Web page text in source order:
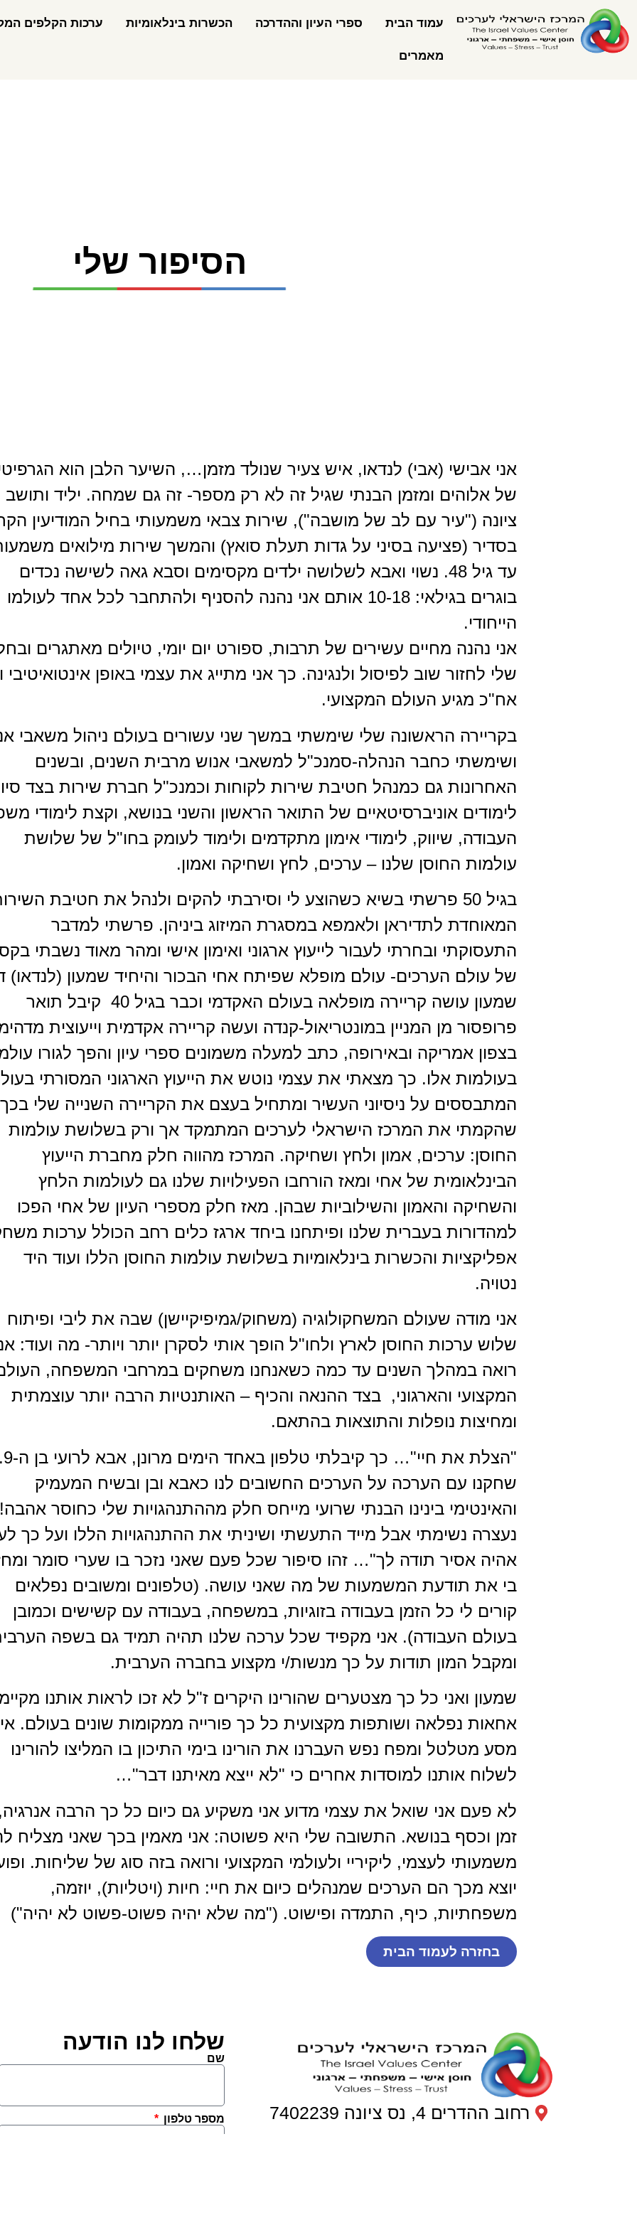
עמוד הבית ספרי העיון וההדרכה הכשרות בינלאומיות ערכות הקלפים
מאמרים
הסיפור שלי
אני אבישי (אבי) לנדאו, איש צעיר שנולד מזמן…, השיער הלבן הוא
של אלוהים ומזמן הבנתי שגיל זה לא רק מספר- זה גם שמחה. יליד ותושב
ציונה ("עיר עם לב של מושבה"), שירות צבאי משמעותי בחיל המודיעין
בסדיר (פציעה בסיני על גדות תעלת סואץ) והמשך שירות מילואים
עד גיל 48. נשוי ואבא לשלושה ילדים מקסימים וסבא גאה לשישה נכדים
בוגרים בגילאי: 10-18 אותם אני נהנה להסניף ולהתחבר לכל אחד לעולמו
הייחודי.
אני נהנה מחיים עשירים של תרבות, ספורט יום יומי, טיולים מאתגרים
שלי לחזור שוב לפיסול ולנגינה. כך אני מתייג את עצמי באופן אינטואיטיבי
אח"כ מגיע העולם המקצועי.
בקריירה הראשונה שלי שימשתי במשך שני עשורים בעולם ניהול משאבי
ושימשתי כחבר הנהלה-סמנכ"ל למשאבי אנוש מרבית השנים, ובשנים
האחרונות גם כמנהל חטיבת שירות לקוחות וכמנכ"ל חברת שירות בצד
לימודים אוניברסיטאיים של התואר הראשון והשני בנושא, וקצת לימודי
העבודה, שיווק, לימודי אימון מתקדמים ולימוד לעומק בחו"ל של שלושת
עולמות החוסן שלנו – ערכים, לחץ ושחיקה ואמון.
בגיל 50 פרשתי בשיא כשהוצע לי וסירבתי להקים ולנהל את חטיבת
המאוחדת לתדיראן ולאמפא במסגרת המיזוג ביניהן. פרשתי למדבר
התעסוקתי ובחרתי לעבור לייעוץ ארגוני ואימון אישי ומהר מאוד נשבתי
של עולם הערכים- עולם מופלא שפיתח אחי הבכור והיחיד שמעון (לנדאו)
שמעון עושה קריירה מופלאה בעולם האקדמי וכבר בגיל 40 קיבל תואר
פרופסור מן המניין במונטריאול-קנדה ועשה קריירה אקדמית וייעוצית
בצפון אמריקה ובאירופה, כתב למעלה משמונים ספרי עיון והפך לגורו
בעולמות אלו. כך מצאתי את עצמי נוטש את הייעוץ הארגוני המסורתי
המתבססים על ניסיוני העשיר ומתחיל בעצם את הקריירה השנייה שלי בכך
שהקמתי את המרכז הישראלי לערכים המתמקד אך ורק בשלושת עולמות
החוסן: ערכים, אמון ולחץ ושחיקה. המרכז מהווה חלק מחברת הייעוץ
הבינלאומית של אחי ומאז הורחבו הפעילויות שלנו גם לעולמות הלחץ
והשחיקה והאמון והשילוביות שבהן. מאז חלק מספרי העיון של אחי הפכו
למהדורות בעברית שלנו ופיתחנו ביחד ארגז כלים רחב הכולל ערכות
אפליקציות והכשרות בינלאומיות בשלושת עולמות החוסן הללו ועוד היד
נטויה.
אני מודה שעולם המשחקולוגיה (משחוק/גמיפיקיישן) שבה את ליבי ופיתוח
שלוש ערכות החוסן לארץ ולחו"ל הופך אותי לסקרן יותר ויותר- מה ועוד:
רואה במהלך השנים עד כמה כשאנחנו משחקים במרחבי המשפחה,
המקצועי והארגוני, בצד ההנאה והכיף – האותנטיות הרבה יותר עוצמתית
ומחיצות נופלות והתוצאות בהתאם.
"הצלת את חיי"… כך קיבלתי טלפון באחד הימים מרונן, אבא לרועי בן ה-9.
שחקנו עם הערכה על הערכים החשובים לנו כאבא ובן ובשיח המעמיק
והאינטימי בינינו הבנתי שרועי מייחס חלק מההתנהגויות שלי כחוסר
נעצרה נשימתי אבל מייד התעשתי ושיניתי את ההתנהגויות הללו ועל כך
אהיה אסיר תודה לך"… זהו סיפור שכל פעם שאני נזכר בו שערי סומר
בי את תודעת המשמעות של מה שאני עושה. (טלפונים ומשובים נפלאים
קורים לי כל הזמן בעבודה בזוגיות, במשפחה, בעבודה עם קשישים וכמובן
בעולם העבודה). אני מקפיד שכל ערכה שלנו תהיה תמיד גם בשפה
ומקבל המון תודות על כך מנשות/י מקצוע בחברה הערבית.
שמעון ואני כל כך מצטערים שהורינו היקרים ז"ל לא זכו לראות אותנו
אחאות נפלאה ושותפות מקצועית כל כך פורייה ממקומות שונים בעולם.
מסע מטלטל ומפח נפש העברנו את הורינו בימי התיכון בו המליצו להורינו
לשלוח אותנו למוסדות אחרים כי "לא ייצא מאיתנו דבר"…
לא פעם אני שואל את עצמי מדוע אני משקיע גם כיום כל כך הרבה אנרגיה,
זמן וכסף בנושא. התשובה שלי היא פשוטה: אני מאמין בכך שאני מצליח
משמעותי לעצמי, ליקיריי ולעולמי המקצועי ורואה בזה סוג של שליחות.
יוצא מכך הם הערכים שמנהלים כיום את חיי: חיות (ויטליות), יוזמה,
משפחתיות, כיף, התמדה ופישוט. ("מה שלא יהיה פשוט-פשוט לא יהיה")
בחזרה לעמוד הבית
שלחו לנו הודעה
שם
מספר טלפון
רחוב ההדרים 4, נס ציונה 7402239